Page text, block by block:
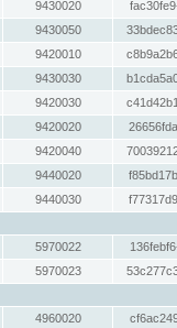
9430020
9430050
9420010
9430030
9420030
9420020
9420040
9440020
9440030
5970022
5970023
4960020